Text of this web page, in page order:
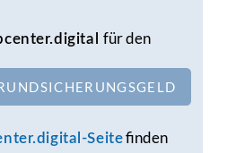
für den
Seitefinden